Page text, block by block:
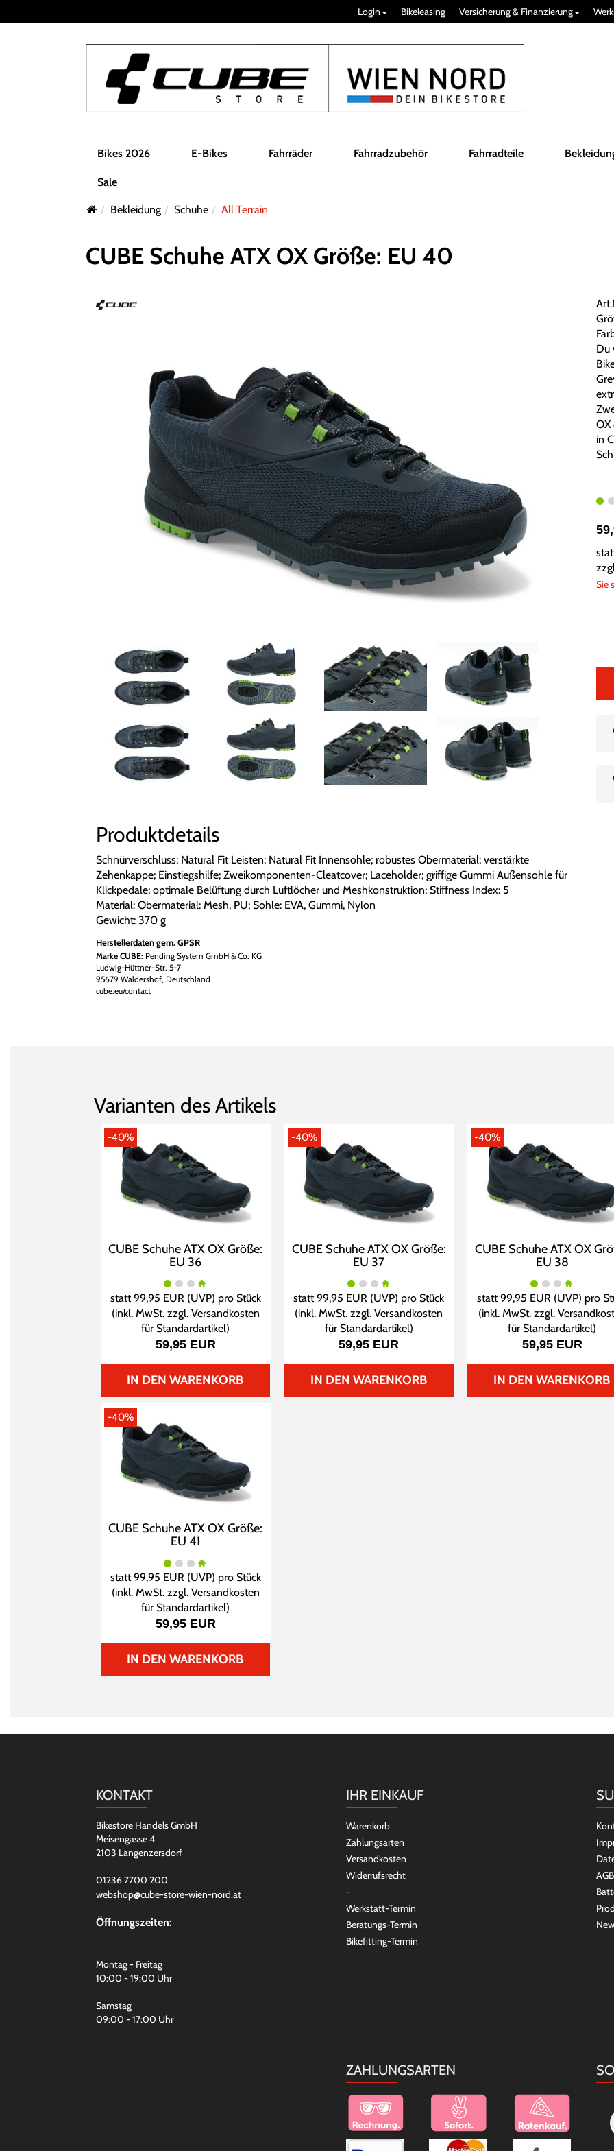
Login Bikeleasing Versicherung & Finanzierung
Bikes 2026 E-Bikes Fahrräder Fahrradzubehör Fahrradteile
Sale
Bekleidung Schuhe All Terrain
CUBE Schuhe ATX OX Größe: EU 40
Produktdetails
Schnürverschluss; Natural Fit Leisten; Natural Fit Innensohle; robustes Obermaterial; verstärkte
Zehenkappe; Einstiegshilfe; Zweikomponenten-Cleatcover; Laceholder; griffige Gummi Außensohle für
Klickpedale; optimale Belüftung durch Luftlöcher und Meshkonstruktion; Stiffness Index: 5
Material: Obermaterial: Mesh, PU; Sohle: EVA, Gummi, Nylon
Gewicht: 370 g
Herstellerdaten gem. GPSR
Marke CUBE:Pending System GmbH & Co. KG
Ludwig-Hüttner-Str. 5-7
95679 Waldershof, Deutschland
cube.eu/contact
Du
OX
in
Sie
Varianten des Artikels
-40%
CUBE Schuhe ATX OX Größe:
EU 36
statt99,95 EUR (UVP) pro Stück
(inkl. MwSt. zzgl. Versandkosten
für Standardartikel)
59,95 EUR
IN DEN WARENKORB
-40%
CUBE Schuhe ATX OX Größe:
EU 37
statt99,95 EUR (UVP) pro Stück
(inkl. MwSt. zzgl.Versandkosten
für Standardartikel)
59,95 EUR
IN DEN WARENKORB
-40%
CUBE Schuhe ATX OX
EU 38
statt99,95 EUR (UVP) pro
(inkl. MwSt. zzgl.
für Standardartikel)
59,95 EUR
IN DEN WARENKORB
-40%
CUBE Schuhe ATX OX Größe:
EU 41
statt99,95 EUR(UVP) pro Stück
(inkl. MwSt. zzgl. Versandkosten
für Standardartikel)
59,95 EUR
IN DEN WARENKORB
KONTAKT
Bikestore Handels GmbH
Meisengasse 4
2103 Langenzersdorf
01236 7700 200
webshop@cube-store-wien-nord.at
Öffnungszeiten:
Montag - Freitag
10:00 - 19:00 Uhr
Samstag
09:00 - 17:00 Uhr
IHR EINKAUF
Warenkorb
Zahlungsarten
Versandkosten
Widerrufsrecht
-
Werkstatt-Termin
Beratungs-Termin
Bikefitting-Termin
AGB
ZAHLUNGSARTEN